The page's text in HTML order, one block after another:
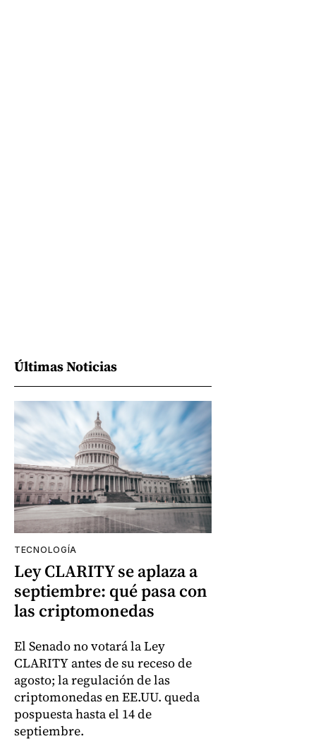
Últimas Noticias
TECNOLOGÍA
Ley CLARITY se aplaza a
septiembre: qué pasa con
las criptomonedas
El Senado no votará la Ley
CLARITY antes de su receso de
agosto; la regulación de las
criptomonedas en EE.UU. queda
pospuesta hasta el 14 de
septiembre.